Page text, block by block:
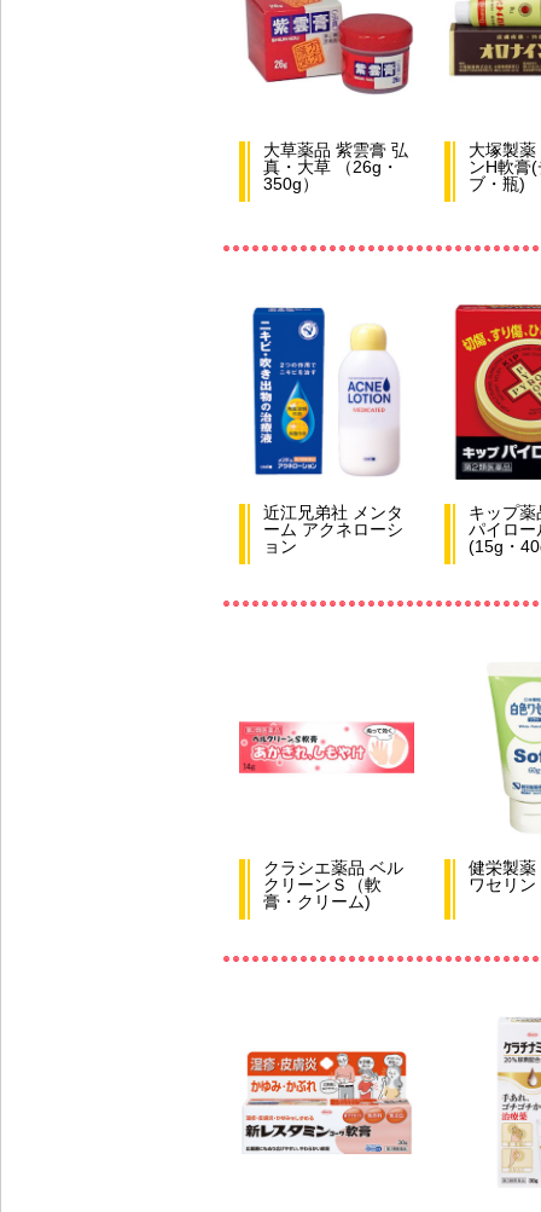
大草薬品 紫雲膏 弘
真・大草 （26g・
350g）
大塚製薬
ンH軟膏
ブ・瓶)
近江兄弟社 メンタ
ーム アクネローシ
ョン
キップ薬
パイロー
(15g・
クラシエ薬品 ベル
クリーンＳ（軟
膏・クリーム)
健栄製薬
ワセリン